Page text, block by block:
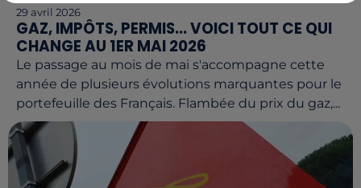
29 avril 2026
GAZ, IMPÔTS, PERMIS... VOICI TOUT CE QUI
CHANGE AU 1ER MAI 2026
Le passage au mois de mai s'accompagne cette
année de plusieurs évolutions marquantes pour le
portefeuille des Français. Flambée du prix du gaz,...